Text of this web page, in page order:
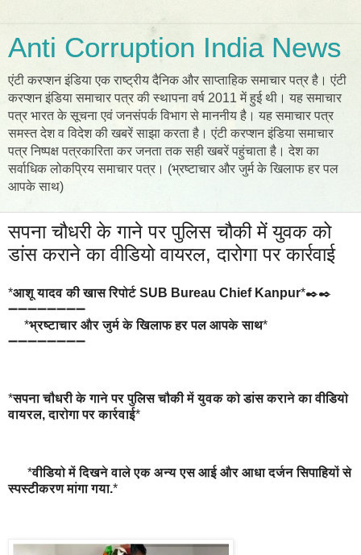
Anti Corruption India News
एंटी करप्शन इंडिया एक राष्ट्रीय दैनिक और साप्ताहिक समाचार पत्र है। एंटी
करप्शन इंडिया समाचार पत्र की स्थापना वर्ष 2011 में हुई थी। यह समाचार
पत्र भारत के सूचना एवं जनसंपर्क विभाग से माननीय है। यह समाचार पत्र
समस्त देश व विदेश की खबरें साझा करता है। एंटी करप्शन इंडिया समाचार
पत्र निष्पक्ष पत्रकारिता कर जनता तक सही खबरें पहुंचाता है। देश का
सर्वाधिक लोकप्रिय समाचार पत्र। (भ्रष्टाचार और जुर्म के खिलाफ हर पल
आपके साथ)
सपना चौधरी के गाने पर पुलिस चौकी में युवक को
डांस कराने का वीडियो वायरल, दारोगा पर कार्रवाई
*आशू यादव की खास रिपोर्ट SUB Bureau Chief Kanpur*✒️✒️
➖➖➖➖➖➖➖➖
*भ्रष्टाचार और जुर्म के खिलाफ हर पल आपके साथ*
➖➖➖➖➖➖➖➖
*सपना चौधरी के गाने पर पुलिस चौकी में युवक को डांस कराने का वीडियो
वायरल, दारोगा पर कार्रवाई*
*वीडियो में दिखने वाले एक अन्य एस आई और आधा दर्जन सिपाहियों से
स्पस्टीकरण मांगा गया.*